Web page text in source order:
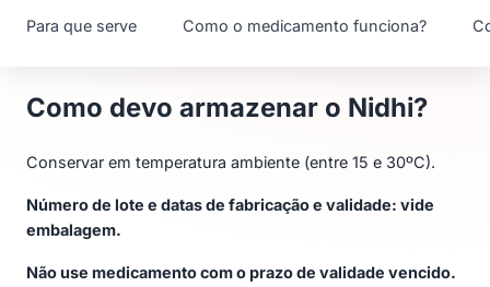
Para que serve Como o medicamento funciona?
Como devo armazenar o Nidhi?
Conservar em temperatura ambiente (entre 15 e 30ºC).
Número de lote e datas de fabricação e validade: vide
embalagem.
Não use medicamento com o prazo de validade vencido.